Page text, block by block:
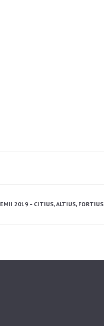
2019 – CITIUS, ALTIUS, FORTIUS